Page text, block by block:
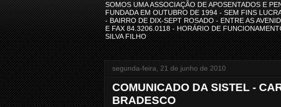
SOMOS UMA ASSOCIAÇÃO DE APOSENTADOS E
FUNDADA EM OUTUBRO DE 1994 - SEM FINS
- BAIRRO DE DIX-SEPT ROSADO - ENTRE AS
E FAX 84.3206.0118 - HORÁRIO DE
SILVA FILHO
segunda-feira, 21 de junho de 2010
COMUNICADO DA SISTEL -
BRADESCO